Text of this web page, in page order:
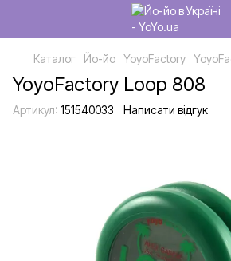
Каталог Йо-йо YoyoFactory
YoyoFactory Loop 808
Артикул: 151540033 Написати відгук